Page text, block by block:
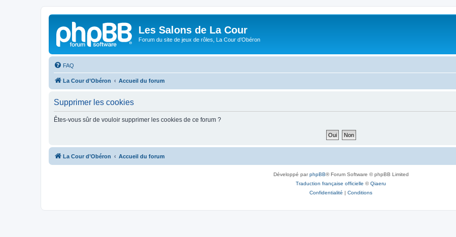
Les Salons de La Cour
Forum du site de jeux de rôles, La Cour d’Obéron
FAQ
La Cour d’Obéron Accueil du forum
Supprimer les cookies
Êtes-vous sûr de vouloir supprimer les cookies de ce forum ?
La Cour d’Obéron Accueil du forum
Développé parphpBB® Forum Software © phpBB Limited
Traduction française officielle ©Qiaeru
Confidentialité | Conditions